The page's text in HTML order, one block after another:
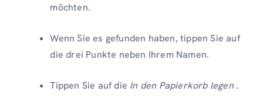
möchten.
Wenn Sie es gefunden haben, tippen Sie auf
die drei Punkte neben Ihrem Namen.
Tippen Sie auf die In den Papierkorb legen .